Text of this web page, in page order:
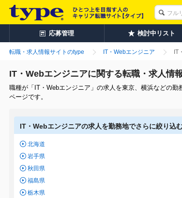
応募管理 検討中リスト
転職・求人情報サイトのtype IT・Webエンジニア IT
IT・Webエンジニアに関する転職・求人情
職種が「IT・Webエンジニア」の求人を東京、横浜などの
ページです。
IT・Webエンジニアの求人を勤務地でさらに絞り込
北海道
岩手県
秋田県
福島県
栃木県